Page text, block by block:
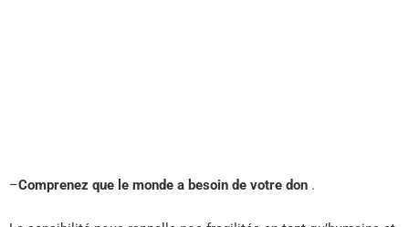
–Comprenez que le monde a besoin de votre don .